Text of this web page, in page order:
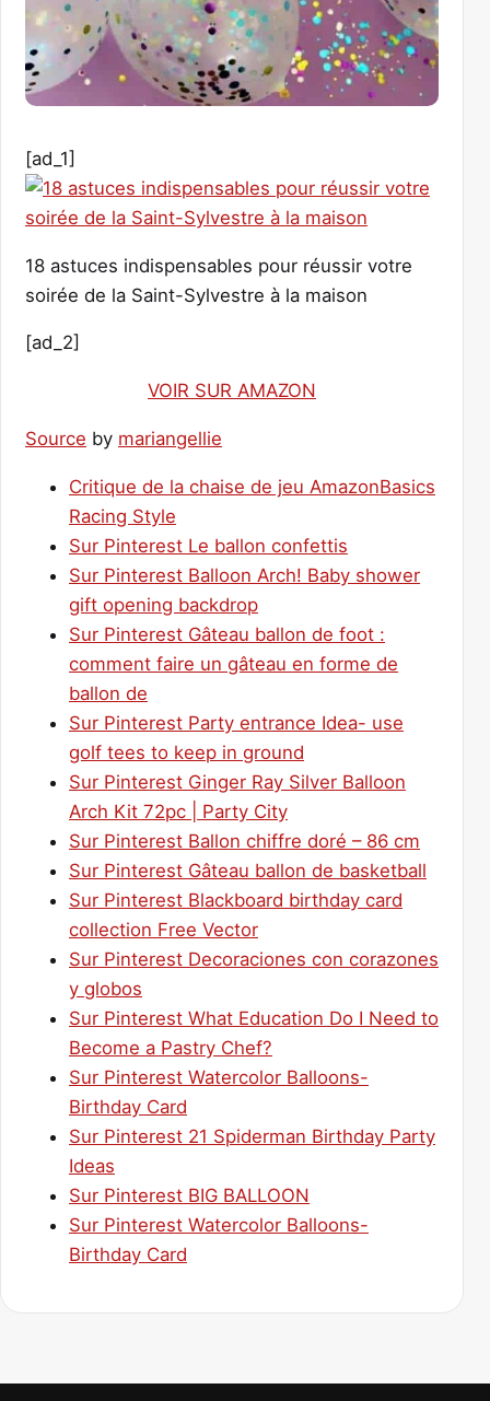
[ad_1]
18 astuces indispensables pour réussir votre
soirée de la Saint-Sylvestre à la maison
[ad_2]
VOIR SUR AMAZON
Source by mariangellie
Critique de la chaise de jeu AmazonBasics
Racing Style
Sur Pinterest Le ballon confettis
Sur Pinterest Balloon Arch! Baby shower
gift opening backdrop
Sur Pinterest Gâteau ballon de foot :
comment faire un gâteau en forme de
ballon de
Sur Pinterest Party entrance Idea- use
golf tees to keep in ground
Sur Pinterest Ginger Ray Silver Balloon
Arch Kit 72pc | Party City
Sur Pinterest Ballon chiffre doré – 86 cm
Sur Pinterest Gâteau ballon de basketball
Sur Pinterest Blackboard birthday card
collection Free Vector
Sur Pinterest Decoraciones con corazones
y globos
Sur Pinterest What Education Do I Need to
Become a Pastry Chef?
Sur Pinterest Watercolor Balloons-
Birthday Card
Sur Pinterest 21 Spiderman Birthday Party
Ideas
Sur Pinterest BIG BALLOON
Sur Pinterest Watercolor Balloons-
Birthday Card